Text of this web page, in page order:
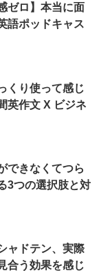
ゼロ】本当に面
語ポッドキャス
くり使って感じ
英作文 X ビジネ
できなくてつら
3つの選択肢と対
ャドテン、実際
合う効果を感じ